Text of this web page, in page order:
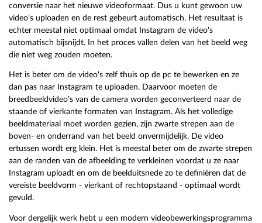
conversie naar het nieuwe videoformaat. Dus u kunt gewoon uw
video's uploaden en de rest gebeurt automatisch. Het resultaat is
echter meestal niet optimaal omdat Instagram de video's
automatisch bijsnijdt. In het proces vallen delen van het beeld weg
die niet weg zouden moeten.
Het is beter om de video's zelf thuis op de pc te bewerken en ze
dan pas naar Instagram te uploaden. Daarvoor moeten de
breedbeeldvideo's van de camera worden geconverteerd naar de
staande of vierkante formaten van Instagram. Als het volledige
beeldmateriaal moet worden gezien, zijn zwarte strepen aan de
boven- en onderrand van het beeld onvermijdelijk. De video
ertussen wordt erg klein. Het is meestal beter om de zwarte strepen
aan de randen van de afbeelding te verkleinen voordat u ze naar
Instagram uploadt en om de beelduitsnede zo te definiëren dat de
vereiste beeldvorm - vierkant of rechtopstaand - optimaal wordt
gevuld.
Voor dergelijk werk hebt u een modern videobewerkingsprogramma